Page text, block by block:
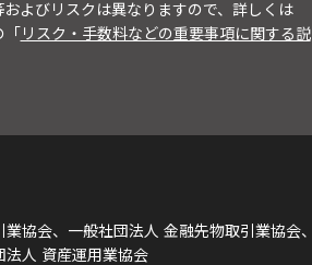
よびリスクは異なりますので、詳しくは
「リスク・手数料などの重要事項に関する説
協会、一般社団法人 金融先物取引業協会、
人 資産運用業協会